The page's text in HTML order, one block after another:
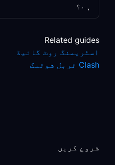
ہے؟
Related guides
اسٹریمنگ روٹ گائیڈ
Clash ٹربل شوٹنگ
شروع کریں